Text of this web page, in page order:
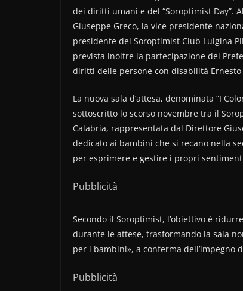
dei diritti umani e del “Soroptimist Day”.
Giuseppe Greco, la vice presidente
presidente del Soroptimist Club Luigina
prevista inoltre la partecipazione del
diritti delle persone con disabilità Ernesto
La nuova sala d’attesa, denominata “I
sottoscritto lo scorso novembre tra il
Calabria, rappresentata dal Direttore
dedicato ai bambini che si recano nella
per esprimere e gestire i propri
Pubblicità
Secondo il Soroptimist, l’obiettivo è
durante le attese, trasformando la sala
per i bambini», a conferma dell’impegno
Pubblicità